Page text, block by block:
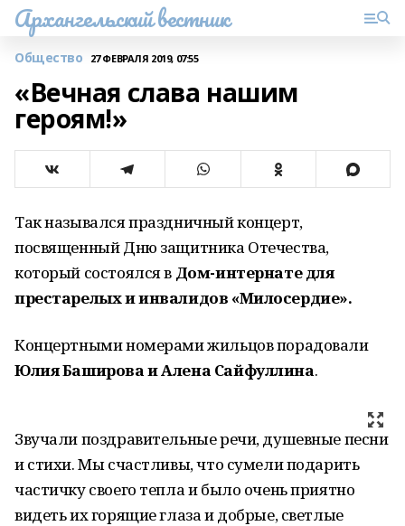
Архангельский вестник
Общество 27 ФЕВРАЛЯ 2019, 07:55
«Вечная слава нашим
героям!»
Так назывался праздничный концерт,
посвященный Дню защитника Отечества,
который состоялся в Дом-интернате для
престарелых и инвалидов «Милосердие».
Концертными номерами жильцов порадовали
Юлия Баширова и Алена Сайфуллина.
Звучали поздравительные речи, душевные песни
и стихи. Мы счастливы, что сумели подарить
частичку своего тепла и было очень приятно
видеть их горящие глаза и добрые, светлые